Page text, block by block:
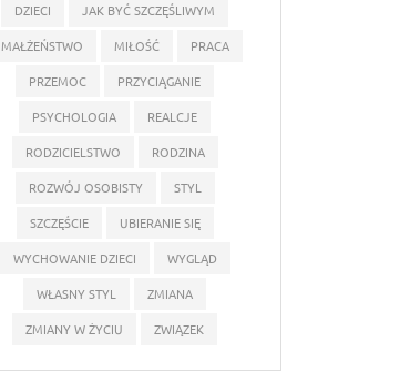
DZIECI
JAK BYĆ SZCZĘŚLIWYM
MAŁŻEŃSTWO
MIŁOŚĆ
PRACA
PRZEMOC
PRZYCIĄGANIE
PSYCHOLOGIA
REALCJE
RODZICIELSTWO
RODZINA
ROZWÓJ OSOBISTY
STYL
SZCZĘŚCIE
UBIERANIE SIĘ
WYCHOWANIE DZIECI
WYGLĄD
WŁASNY STYL
ZMIANA
ZMIANY W ŻYCIU
ZWIĄZEK